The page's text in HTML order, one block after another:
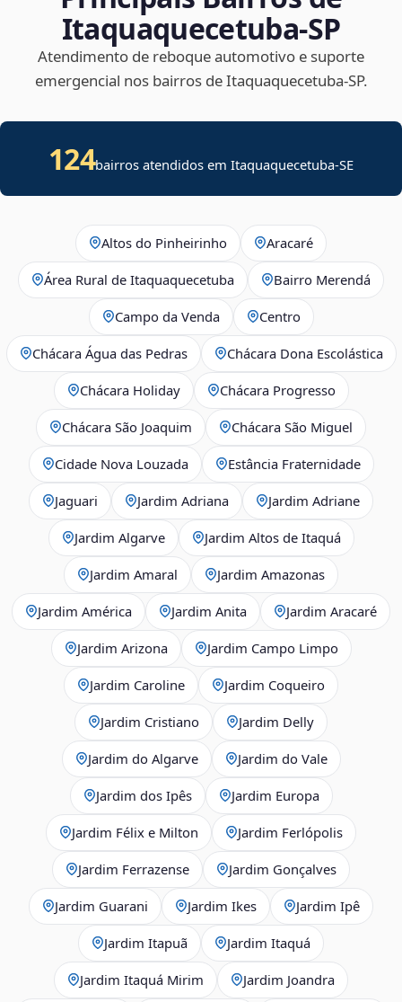
Itaquaquecetuba‑SP
Atendimento de reboque automotivo e suporte
emergencial nos bairros de Itaquaquecetuba‑SP.
124bairros atendidos emItaquaquecetuba-SE
Altos do Pinheirinho Aracaré
Área Rural de Itaquaquecetuba Bairro Merendá
Campo da Venda Centro
Chácara Água das Pedras Chácara Dona Escolástica
Chácara Holiday Chácara Progresso
Chácara São Joaquim Chácara São Miguel
Cidade Nova Louzada Estância Fraternidade
Jaguari Jardim Adriana Jardim Adriane
Jardim Algarve Jardim Altos de Itaquá
Jardim Amaral Jardim Amazonas
Jardim América Jardim Anita Jardim Aracaré
Jardim Arizona Jardim Campo Limpo
Jardim Caroline Jardim Coqueiro
Jardim Cristiano Jardim Delly
Jardim do Algarve Jardim do Vale
Jardim dos Ipês Jardim Europa
Jardim Félix e Milton Jardim Ferlópolis
Jardim Ferrazense Jardim Gonçalves
Jardim Guarani Jardim Ikes Jardim Ipê
Jardim Itapuã Jardim Itaquá
Jardim Itaquá Mirim Jardim Joandra